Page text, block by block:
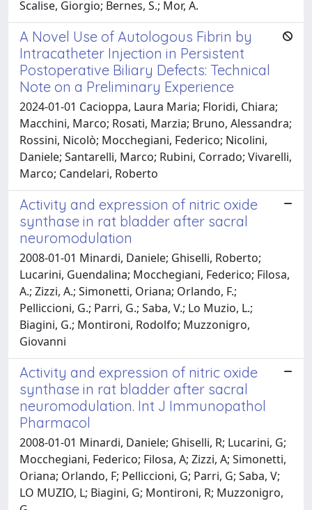
Scalise, Giorgio; Bernes, S.; Mor, A.
A Novel Use of Autologous Fibrin by
Intracatheter Injection in Persistent
Postoperative Biliary Defects: Technical
Note on a Preliminary Experience
2024-01-01 Cacioppa, Laura Maria; Floridi, Chiara;
Macchini, Marco; Rosati, Marzia; Bruno, Alessandra;
Rossini, Nicolò; Mocchegiani, Federico; Nicolini,
Daniele; Santarelli, Marco; Rubini, Corrado; Vivarelli,
Marco; Candelari, Roberto
Activity and expression of nitric oxide
synthase in rat bladder after sacral
neuromodulation
2008-01-01 Minardi, Daniele; Ghiselli, Roberto;
Lucarini, Guendalina; Mocchegiani, Federico; Filosa,
A.; Zizzi, A.; Simonetti, Oriana; Orlando, F.;
Pelliccioni, G.; Parri, G.; Saba, V.; Lo Muzio, L.;
Biagini, G.; Montironi, Rodolfo; Muzzonigro,
Giovanni
Activity and expression of nitric oxide
synthase in rat bladder after sacral
neuromodulation. Int J Immunopathol
Pharmacol
2008-01-01 Minardi, Daniele; Ghiselli, R; Lucarini, G;
Mocchegiani, Federico; Filosa, A; Zizzi, A; Simonetti,
Oriana; Orlando, F; Pelliccioni, G; Parri, G; Saba, V;
LO MUZIO, L; Biagini, G; Montironi, R; Muzzonigro,